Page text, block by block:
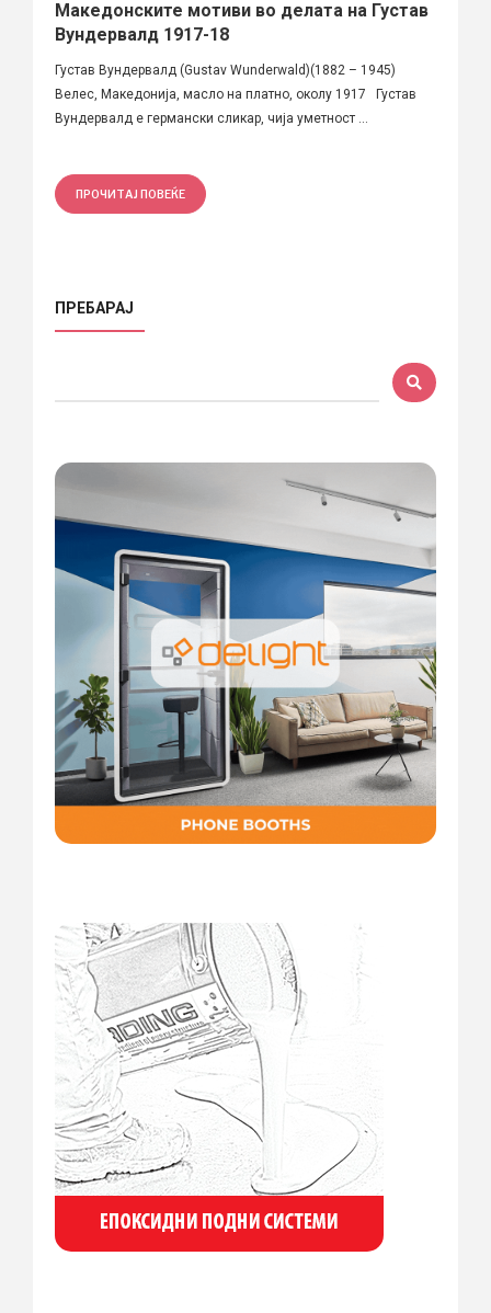
Македонските мотиви во делата на Густав
Вундервалд 1917-18
Густав Вундервалд (Gustav Wunderwald)(1882 – 1945)
Велес, Македонија, масло на платно, околу 1917 Густав
Вундервалд е германски сликар, чија уметност ...
ПРОЧИТАЈ ПОВЕЌЕ
ПРЕБАРАЈ